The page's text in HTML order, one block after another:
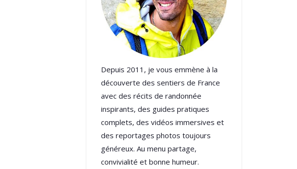
Depuis 2011, je vous emmène à la
découverte des sentiers de France
avec des récits de randonnée
inspirants, des guides pratiques
complets, des vidéos immersives et
des reportages photos toujours
généreux. Au menu partage,
convivialité et bonne humeur.